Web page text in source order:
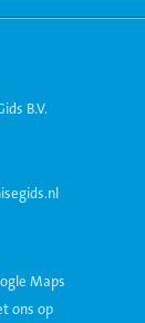
B.V.
Maps
ons op